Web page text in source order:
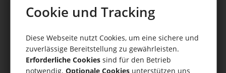
Versand
WaWi/CRM
CRM Tools
Cookie und Tracking
Diese Webseite nutzt Cookies, um eine sichere und
zuverlässige Bereitstellung zu gewährleisten.
Erforderliche Cookies sind für den Betrieb
notwendig. Optionale Cookies unterstützen uns